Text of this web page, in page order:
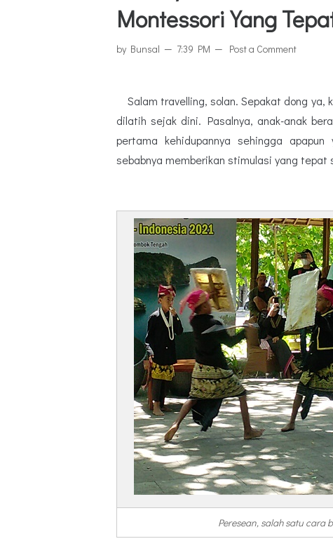
Montessori Yang
by Bunsal 7:39 PM Post a Comment
Salam travelling, solan. Sepakat dong ya,
dilatih sejak dini. Pasalnya, anak-anak
pertama kehidupannya sehingga
sebabnya memberikan stimulasi yang tepat
Peresean, salah satu